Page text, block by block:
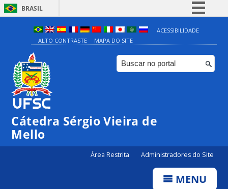
BRASIL
Simplifique!
Comunica BR
Participe
ACESSIBILIDADE
ALTO CONTRASTE
MAPA DO SITE
Cátedra Sérgio Vieira de
Mello
Área Restrita Administradores do Site
MENU